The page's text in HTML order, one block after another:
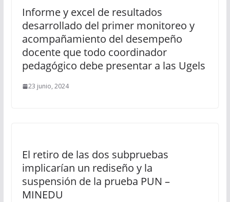
Informe y excel de resultados
desarrollado del primer monitoreo y
acompañamiento del desempeño
docente que todo coordinador
pedagógico debe presentar a las Ugels
23 junio, 2024
El retiro de las dos subpruebas
implicarían un rediseño y la
suspensión de la prueba PUN –
MINEDU